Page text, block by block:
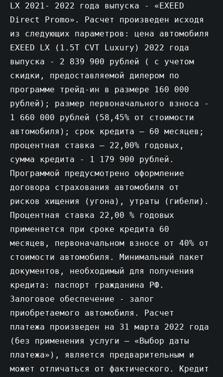
LX 2021- 2022 года выпуска - «EXEED
Direct Promo». Расчет произведен исходя
из следующих параметров: цена автомобиля
EXEED LX (1.5T CVT Luxury) 2022 года
выпуска - 2 839 900 рублей ( с учетом
скидки, предоставляемой дилером по
программе трейд-ин в размере 160 000
рублей); размер первоначального взноса -
1 660 000 рублей (58,45% от стоимости
автомобиля); срок кредита – 60 месяцев;
процентная ставка – 22,00% годовых,
сумма кредита - 1 179 900 рублей.
Программой предусмотрено оформление
договора страхования автомобиля от
рисков хищения (угона), утраты (гибели).
Процентная ставка 22,00 % годовых
применяется при сроке кредита 60
месяцев, первоначальном взносе от 40% от
стоимости автомобиля. Минимальный пакет
документов, необходимый для получения
кредита: паспорт гражданина РФ.
Залоговое обеспечение - залог
приобретаемого автомобиля. Расчет
платежа произведен на 31 марта 2022 года
(без применения услуги – «Выбор даты
платежа»), является предварительным и
может отличаться от фактического. Кредит